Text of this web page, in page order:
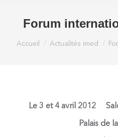
Forum
Accueil Actualités imed
Le 3 et 4 avril 2012
Palais de